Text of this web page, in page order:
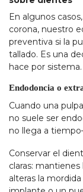
En algunos
corona, nuestro
preventiva si la
tallado. Es una
hace por sistema.
Endodoncia o
Cuando una
no suele ser
no llega a
Conservar el
claras: mantienes
alteras la